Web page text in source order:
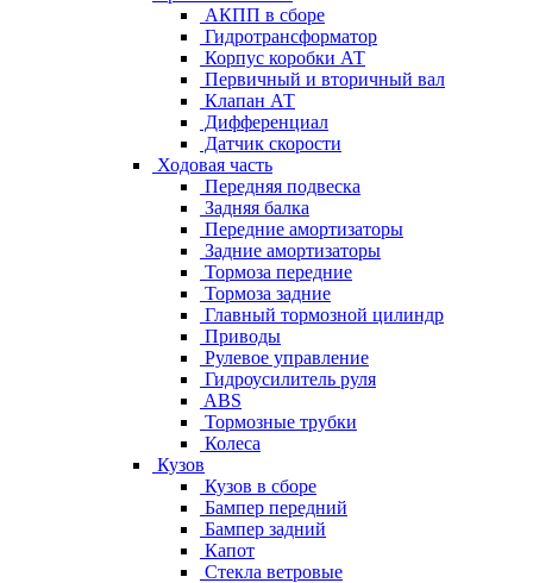
АКПП в сборе
Гидротрансформатор
Корпус коробки АТ
Первичный и вторичный вал
Клапан АТ
Дифференциал
Датчик скорости
Ходовая часть
Передняя подвеска
Задняя балка
Передние амортизаторы
Задние амортизаторы
Тормоза передние
Тормоза задние
Главный тормозной цилиндр
Приводы
Рулевое управление
Гидроусилитель руля
ABS
Тормозные трубки
Колеса
Кузов
Кузов в сборе
Бампер передний
Бампер задний
Капот
Стекла ветровые